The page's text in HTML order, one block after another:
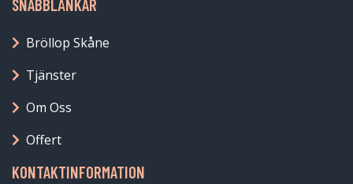
SNABBLÄNKAR
Bröllop Skåne
Tjänster
Om Oss
Offert
KONTAKTINFORMATION